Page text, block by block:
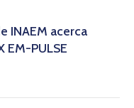
INAEM acerca
EM-PULSE